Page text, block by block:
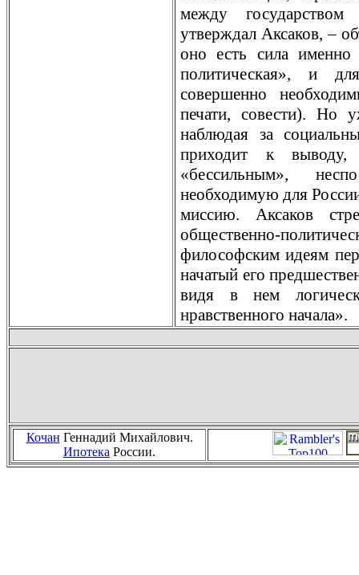
между
утверждал Аксаков, –
оно есть сила
политическая», и
совершенно
печати, совести). Но
наблюдая за
приходит к выводу,
«бессильным»,
необходимую для
миссию. Аксаков
общественно-
философским идеям
начатый его
видя в нем
нравственного начала».
Кочан Геннадий Михайлович.
Ипотека России.